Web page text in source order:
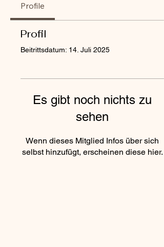
Profile
Profil
Beitrittsdatum: 14. Juli 2025
Es gibt noch nichts zu
sehen
Wenn dieses Mitglied Infos über sich
selbst hinzufügt, erscheinen diese hier.